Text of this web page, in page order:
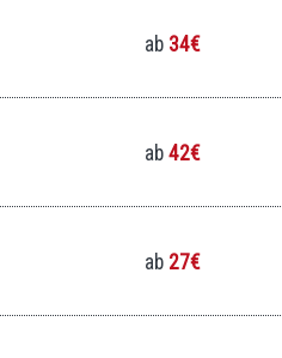
ab34€
ab42€
ab27€